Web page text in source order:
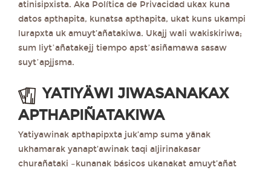
atinisipxista. Aka Política de Privacidad ukax kuna
datos apthapita, kunatsa apthapita, ukat kuns ukampi
lurapxta uk amuyt’añatakiwa. Ukajj wali wakiskiriwa;
sum liytʼañatakejj tiempo apstʼasiñamawa sasaw
suytʼapjjsma.
YATIYÄWI JIWASANAKAX
APTHAPIÑATAKIWA
Yatiyawinak apthapipxta juk’amp suma yänak
ukhamarak yanapt’awinak taqi aljirinakasar
churañataki –kunanak básicos ukanakat amuyt’añat